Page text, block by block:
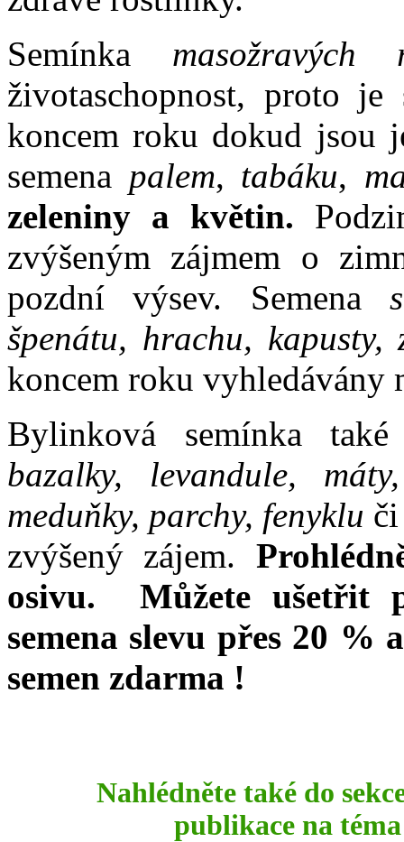
Semínka masožravých
životaschopnost, proto je
koncem roku dokud jsou
semena palem, tabáku,
zeleniny a květin.
zvýšeným zájmem o
pozdní výsev. Semena
špenátu, hrachu, kapusty,
koncem roku vyhledávány
Bylinková semínka
bazalky, levandule,
meduňky, parchy, fenyklu
zvýšený zájem.
osivu. Můžete ušetřit
semena slevu přes 20 %
semen zdarma !
Nahlédněte také do
publikace na